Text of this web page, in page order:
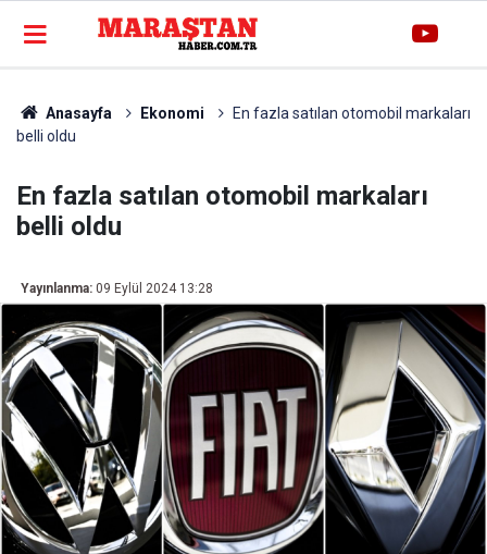
Anasayfa Ekonomi
En fazla satılan otomobil markaları
belli oldu
En fazla satılan otomobil markaları
belli oldu
Yayınlanma: 09 Eylül 2024 13:28